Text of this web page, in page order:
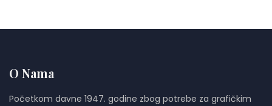
O Nama
Početkom davne 1947. godine zbog potrebe za grafičkim